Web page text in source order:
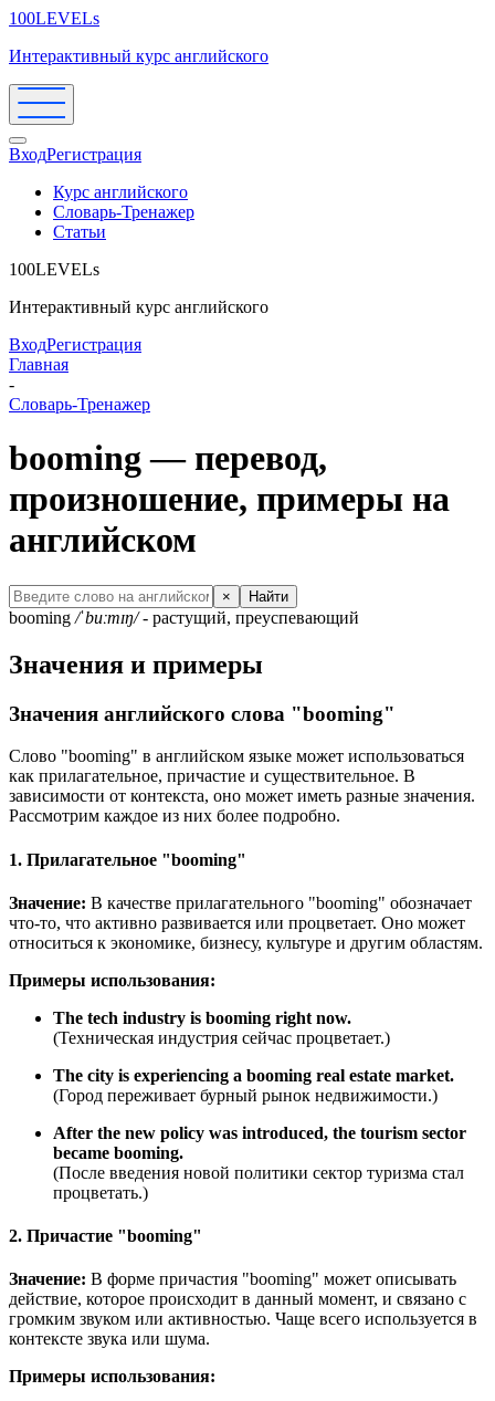
100LEVELs
Интерактивный курс английского
ВходРегистрация
Курс английского
Словарь-Тренажер
Статьи
100LEVELs
Интерактивный курс английского
ВходРегистрация
Главная
-
Словарь-Тренажер
booming — перевод,
произношение, примеры на
английском
× Найти
booming /ˈbuːmɪŋ/- растущий, преуспевающий
Значения и примеры
Значения английского слова "booming"
Слово "booming" в английском языке может использоваться
как прилагательное, причастие и существительное. В
зависимости от контекста, оно может иметь разные значения.
Рассмотрим каждое из них более подробно.
1. Прилагательное "booming"
Значение: В качестве прилагательного "booming" обозначает
что-то, что активно развивается или процветает. Оно может
относиться к экономике, бизнесу, культуре и другим областям.
Примеры использования:
The tech industry is booming right now.
(Техническая индустрия сейчас процветает.)
The city is experiencing a booming real estate market.
(Город переживает бурный рынок недвижимости.)
After the new policy was introduced, the tourism sector
became booming.
(После введения новой политики сектор туризма стал
процветать.)
2. Причастие "booming"
Значение: В форме причастия "booming" может описывать
действие, которое происходит в данный момент, и связано с
громким звуком или активностью. Чаще всего используется в
контексте звука или шума.
Примеры использования: